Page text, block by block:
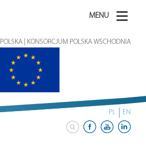
MENU
POLSKA | KONSORCJUM POLSKA WSCHODNIA
PL EN